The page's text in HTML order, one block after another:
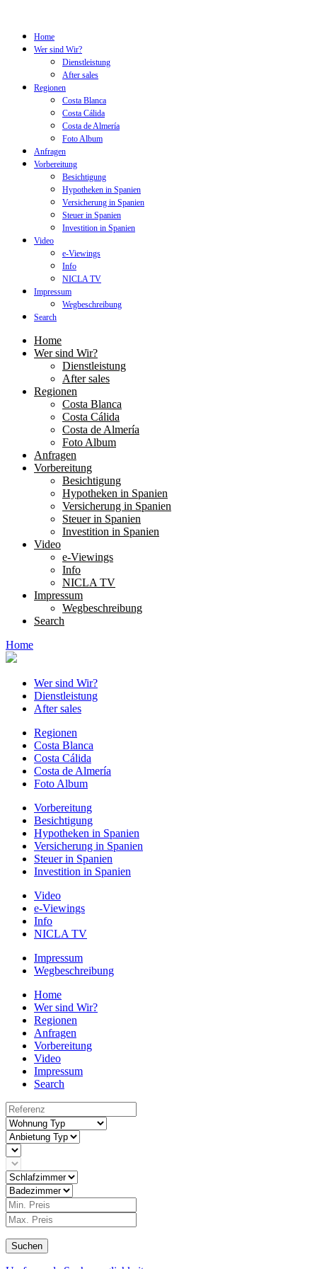
Home
Wer sind Wir?
Dienstleistung
After sales
Regionen
Costa Blanca
Costa Cálida
Costa de Almería
Foto Album
Anfragen
Vorbereitung
Besichtigung
Hypotheken in Spanien
Versicherung in Spanien
Steuer in Spanien
Investition in Spanien
Video
e-Viewings
Info
NICLA TV
Impressum
Wegbeschreibung
Search
Home
Wer sind Wir?
Dienstleistung
After sales
Regionen
Costa Blanca
Costa Cálida
Costa de Almería
Foto Album
Anfragen
Vorbereitung
Besichtigung
Hypotheken in Spanien
Versicherung in Spanien
Steuer in Spanien
Investition in Spanien
Video
e-Viewings
Info
NICLA TV
Impressum
Wegbeschreibung
Search
Home
Wer sind Wir?
Dienstleistung
After sales
Regionen
Costa Blanca
Costa Cálida
Costa de Almería
Foto Album
Vorbereitung
Besichtigung
Hypotheken in Spanien
Versicherung in Spanien
Steuer in Spanien
Investition in Spanien
Video
e-Viewings
Info
NICLA TV
Impressum
Wegbeschreibung
Home
Wer sind Wir?
Regionen
Anfragen
Vorbereitung
Video
Impressum
Search
Suchen